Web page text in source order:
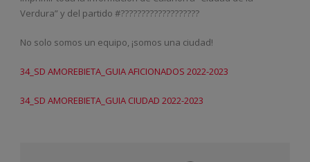
Verdura” y del partido #???????????????????
No solo somos un equipo, ¡somos una ciudad!
34_SD AMOREBIETA_GUIA AFICIONADOS 2022-2023
34_SD AMOREBIETA_GUIA CIUDAD 2022-2023